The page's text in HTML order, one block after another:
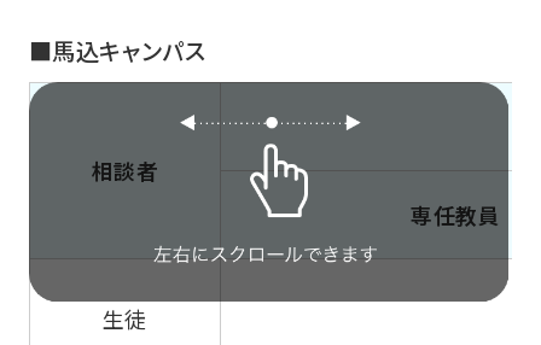
■馬込キャンパス
相談者
専任教員
生徒